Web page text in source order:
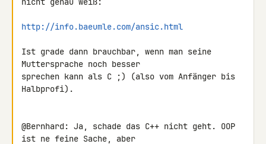
http://info.baeumle.com/ansic.html
Ist grade dann brauchbar, wenn man seine
Muttersprache noch besser
sprechen kann als C ;) (also vom Anfänger bis
Halbprofi).
@Bernhard: Ja, schade das C++ nicht geht. OOP
ist ne feine Sache, aber